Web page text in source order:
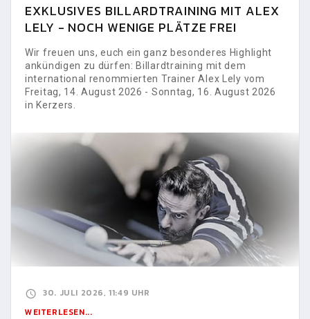
EXKLUSIVES BILLARDTRAINING MIT ALEX
LELY - NOCH WENIGE PLÄTZE FREI
Wir freuen uns, euch ein ganz besonderes Highlight
ankündigen zu dürfen: Billardtraining mit dem
international renommierten Trainer Alex Lely vom
Freitag, 14. August 2026 - Sonntag, 16. August 2026
in Kerzers.
30. JULI 2026, 11:49 UHR
WEITERLESEN...